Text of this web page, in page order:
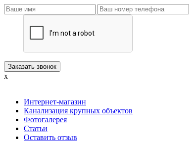
x
Интернет-магазин
Канализация крупных объектов
Фотогалерея
Статьи
Оставить отзыв